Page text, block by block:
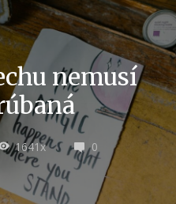
nemusí
1641x 0